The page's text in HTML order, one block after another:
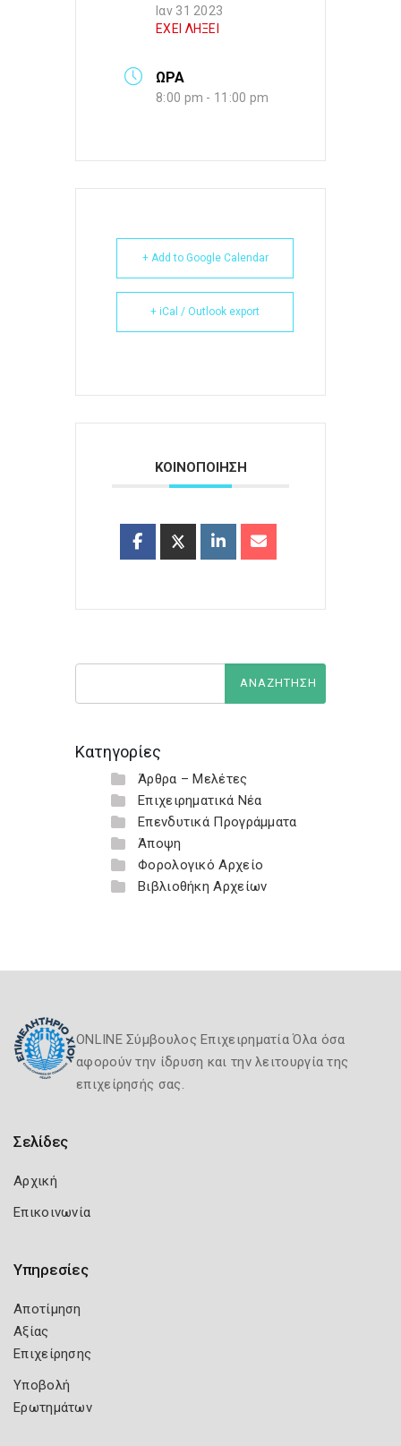
Ιαν 31 2023
ΕΧΕΙ ΛΗΞΕΙ
ΩΡΑ
8:00 pm - 11:00 pm
+ Add to Google Calendar
+ iCal / Outlook export
ΚΟΙΝΟΠΟΙΗΣΗ
Κατηγορίες
Άρθρα – Μελέτες
Επιχειρηματικά Νέα
Επενδυτικά Προγράμματα
Άποψη
Φορολογικό Αρχείο
Βιβλιοθήκη Αρχείων
ONLINE Σύμβουλος Επιχειρηματία Όλα όσα
αφορούν την ίδρυση και την λειτουργία της
επιχείρησής σας.
Σελίδες
Αρχική
Επικοινωνία
Υπηρεσίες
Αποτίμηση
Αξίας
Επιχείρησης
Υποβολή
Ερωτημάτων